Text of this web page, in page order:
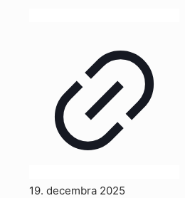
19. decembra 2025